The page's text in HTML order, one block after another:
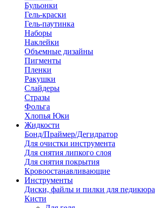
Бульонки
Гель-краски
Гель-паутинка
Наборы
Наклейки
Объемные дизайны
Пигменты
Пленки
Ракушки
Слайдеры
Стразы
Фольга
Хлопья Юки
Жидкости
Бонд/Праймер/Дегидратор
Для очистки инструмента
Для снятия липкого слоя
Для снятия покрытия
Кровоостанавливающие
Инструменты
Диски, файлы и пилки для педикюра
Кисти